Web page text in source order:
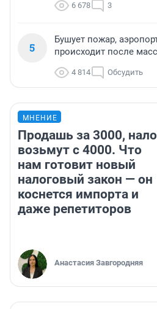
6 678 3
5
Бушует пожар,
происходит после
4 814 Обсудить
МНЕНИЕ
Продашь за 3000,
возьмут с 4000. Что
нам готовит новый
налоговый закон — он
коснется импорта и
даже репетиторов
Анастасия Завгородняя